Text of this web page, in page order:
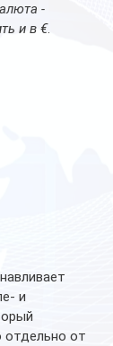
-
и в €.
и
отдельно от